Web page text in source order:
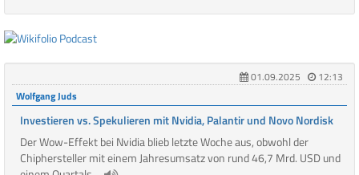
01.09.2025
12:13
Wolfgang Juds
Investieren vs. Spekulieren mit Nvidia, Palantir und Novo Nordisk
Der Wow-Effekt bei Nvidia blieb letzte Woche aus, obwohl der
Chiphersteller mit einem Jahresumsatz von rund 46,7 Mrd. USD und